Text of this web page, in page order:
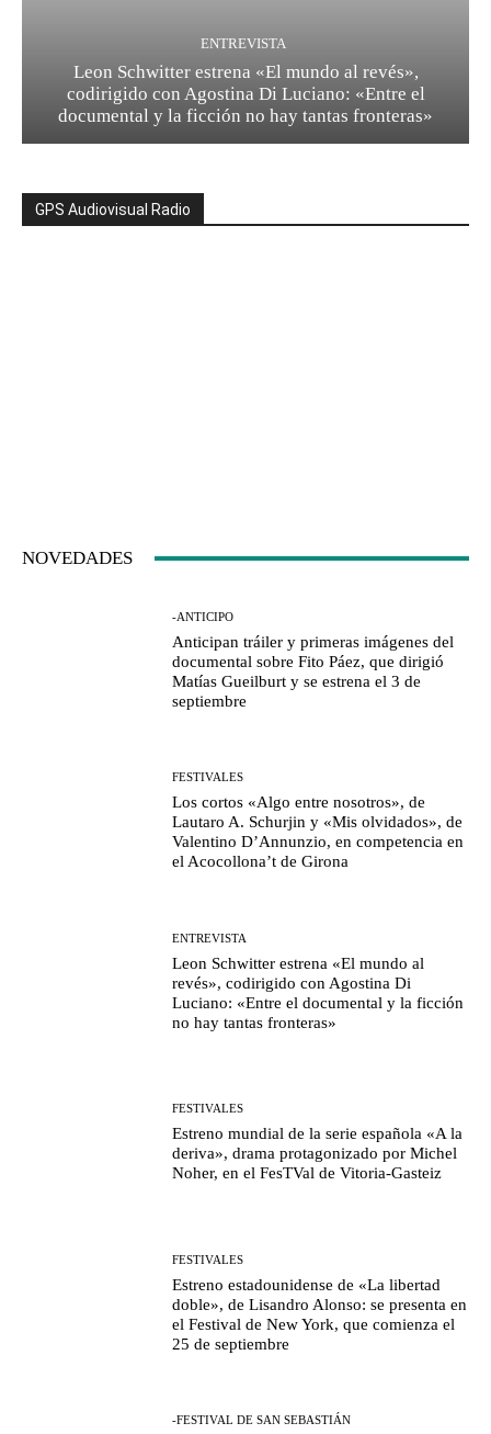
ENTREVISTA
Leon Schwitter estrena «El mundo al revés»,
codirigido con Agostina Di Luciano: «Entre el
documental y la ficción no hay tantas fronteras»
GPS Audiovisual Radio
NOVEDADES
-ANTICIPO
Anticipan tráiler y primeras imágenes del
documental sobre Fito Páez, que dirigió
Matías Gueilburt y se estrena el 3 de
septiembre
FESTIVALES
Los cortos «Algo entre nosotros», de
Lautaro A. Schurjin y «Mis olvidados», de
Valentino D’Annunzio, en competencia en
el Acocollona’t de Girona
ENTREVISTA
Leon Schwitter estrena «El mundo al
revés», codirigido con Agostina Di
Luciano: «Entre el documental y la ficción
no hay tantas fronteras»
FESTIVALES
Estreno mundial de la serie española «A la
deriva», drama protagonizado por Michel
Noher, en el FesTVal de Vitoria-Gasteiz
FESTIVALES
Estreno estadounidense de «La libertad
doble», de Lisandro Alonso: se presenta en
el Festival de New York, que comienza el
25 de septiembre
-FESTIVAL DE SAN SEBASTIÁN